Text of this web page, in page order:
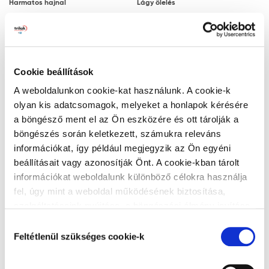
Cookie beállítások
A weboldalunkon cookie-kat használunk. A cookie-k
olyan kis adatcsomagok, melyeket a honlapok kérésére
a böngésző ment el az Ön eszközére és ott tárolják a
böngészés során keletkezett, számukra releváns
információkat, így például megjegyzik az Ön egyéni
beállításait vagy azonosítják Önt. A cookie-kban tárolt
információkat weboldalunk különböző célokra használja
fel, úgy mint a weboldal működésének biztosítása,
szabott ajánlatok megjelenítése, látogatottsági adatok
elemzése. A weboldalunk által alkalmazott cookie-k,
különösen a Google Analytics cookie-k működéséről,
kiválasztása
Feltétlenül szükséges cookie-k
Megjegyzés: a javasolt rétegfelépítések minden
esetben a legjobb tudásunk szerinti ajánlások, a
vizsgálatától.
Tanácsok, ajánlások, speciális tudnivalók, egyebek
A végleges, ellenálló filmréteg 14 nap
elteltével alakul ki. A filmréteg ezt követően
válik vízzel, tisztítószerrel moshatóvá.
A gipszkarton lapra történő felhordáskor
az alapfelület nedvességre különösen
érzékeny. Ez hólyagosodást és lepattogzást
szellőzésről és hőmérsékletről.
Harmatos hajnal Lágy ölelés
Ezüstszürke Naplemente
Zöld lagúna Titán